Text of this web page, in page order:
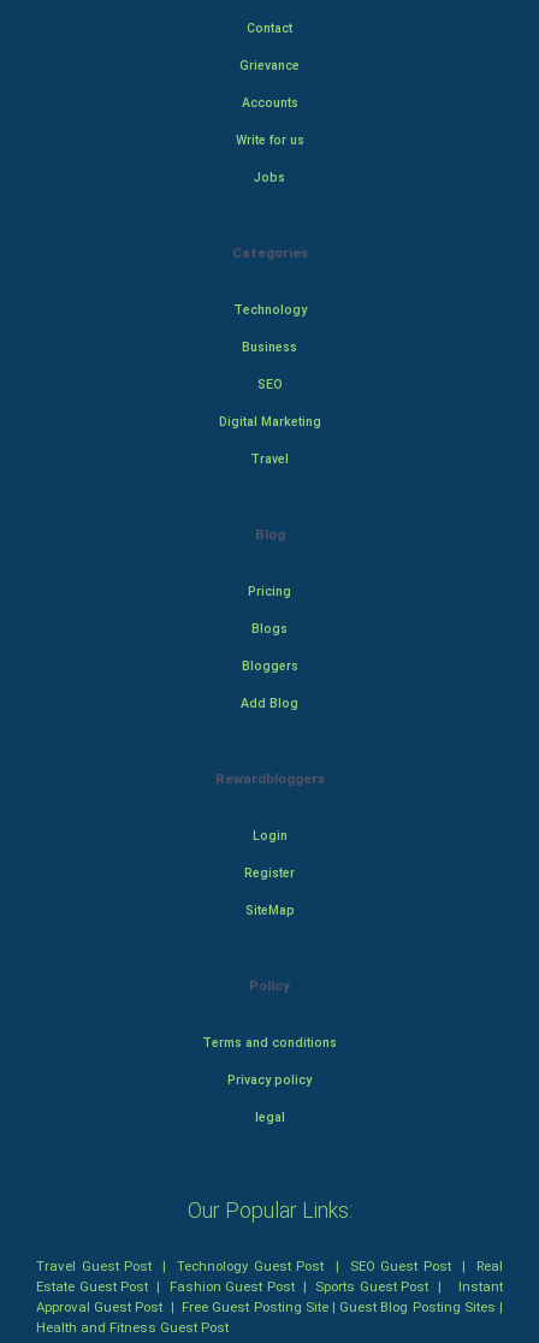
Contact
Grievance
Accounts
Write for us
Jobs
Categories
Technology
Business
SEO
Digital Marketing
Travel
Blog
Pricing
Blogs
Bloggers
Add Blog
Rewardbloggers
Login
Register
SiteMap
Policy
Terms and conditions
Privacy policy
legal
Our Popular Links:
Travel Guest Post |Technology Guest Post | SEO Guest Post| Real
Estate Guest Post | Fashion Guest Post| Sports Guest Post | Instant
Approval Guest Post | Free Guest Posting Site| Guest Blog Posting Sites |
Health and Fitness Guest Post